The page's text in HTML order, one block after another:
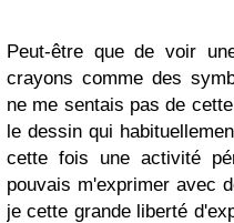
Peut-être que de voir
crayons comme des
ne me sentais pas de
le dessin qui
cette fois une activité
pouvais m'exprimer avec
je cette grande liberté